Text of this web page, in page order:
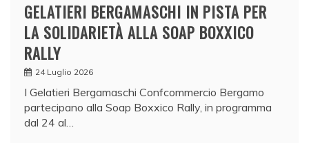
GELATIERI BERGAMASCHI IN PISTA PER
LA SOLIDARIETÀ ALLA SOAP BOXXICO
RALLY
24 Luglio 2026
I Gelatieri Bergamaschi Confcommercio Bergamo
partecipano alla Soap Boxxico Rally, in programma
dal 24 al…